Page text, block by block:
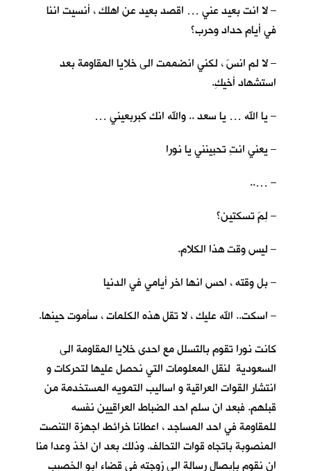
– لا انت بعيد عني … اقصد بعيد عن اهلك ، أنسيت اننا
في أيام حداد وحرب؟
– لا لم انسَ ، لكني انضممت الى خلايا المقاومة بعد
استشهاد أخيكِ.
– يا الله … يا سعد .. والله انك كبربعيني …
– يعني انتِ تحبينني يا نورا
– …..
– لِمَ تسكتين؟
– ليس وقت هذا الكلام.
– بل وقته ، احس انها اخر أيامي في الدنيا
– اسكت.. الله عليك ، لا تقل هذه الكلمات ، سأموت حينها.
كانت نورا تقوم بالتَسلل مع احدى خلايا المقاومة الى
السعودية لنقل المعلومات التي نحصل عليها لتحركات و
انتشار القوات العراقية و اساليب التمويه المستخدمة من
قبلهم. فبعد ان سلم احد الضباط العراقيين نفسه
للمقاومة في احد المساجد ، اعطانا خرائط اجهزة التنصت
المنصوبة باتجاه قوات التحالف. وذلك بعد ان اخذ وعدا منا
ان نقوم بإيصال رسالة الى زوجته في قضاء ابو الخصيب